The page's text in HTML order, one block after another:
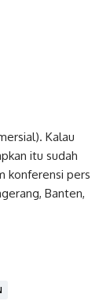
Kalau
itu sudah
konferensi pers
Banten,